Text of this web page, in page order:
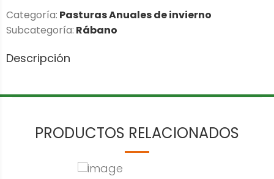
Categoría: Pasturas Anuales de invierno
Subcategoría: Rábano
Descripción
PRODUCTOS RELACIONADOS